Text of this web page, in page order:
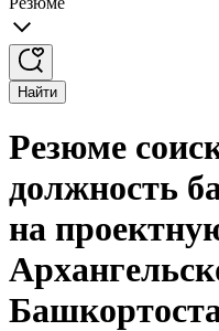
Найти
Резюме
должность
на